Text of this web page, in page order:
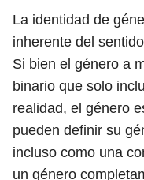
La identidad de
inherente del
Si bien el género a
binario que solo
realidad, el género
pueden definir su
incluso como una
un género